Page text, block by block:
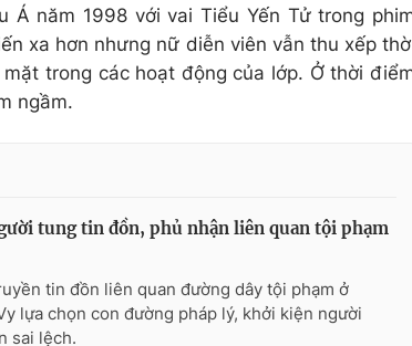
năm 1998 với vai Tiểu Yến Tử trong
xa hơn nhưng nữ diễn viên vẫn thu xếp
trong các hoạt động của lớp. Ở thời
ngầm.
tung tin đồn, phủ nhận liên quan tội phạm
tin đồn liên quan đường dây tội phạm ở
lựa chọn con đường pháp lý, khởi kiện người
sai lệch.